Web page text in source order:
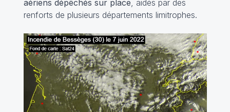
aériens dépêchés sur place, aidés par des
renforts de plusieurs départements limitrophes.